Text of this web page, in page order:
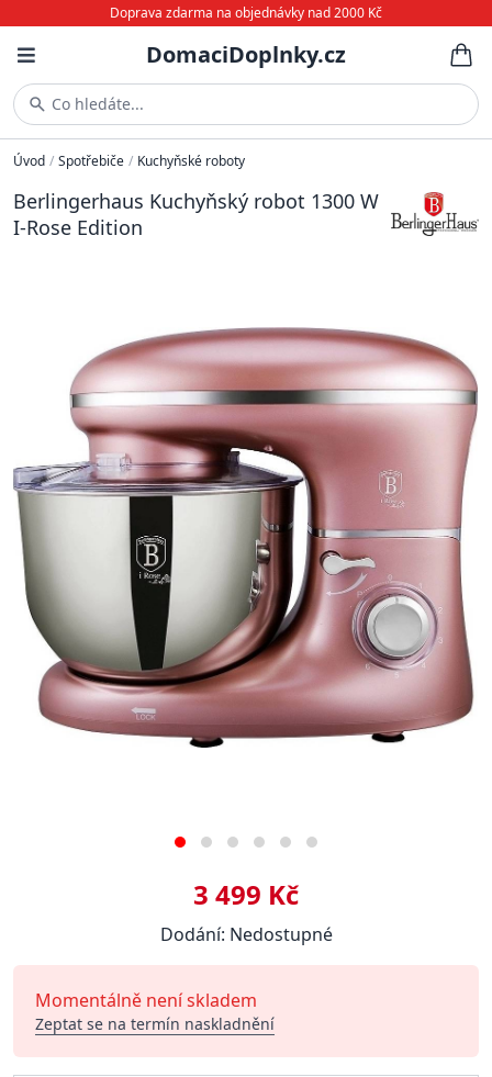
Doprava zdarma na objednávky nad 2000 Kč
DomaciDoplnky.cz
Co hledáte...
Úvod / Spotřebiče / Kuchyňské roboty
Berlingerhaus Kuchyňský robot 1300 W
I-Rose Edition
3 499 Kč
Dodání: Nedostupné
Momentálně není skladem
Zeptat se na termín naskladnění